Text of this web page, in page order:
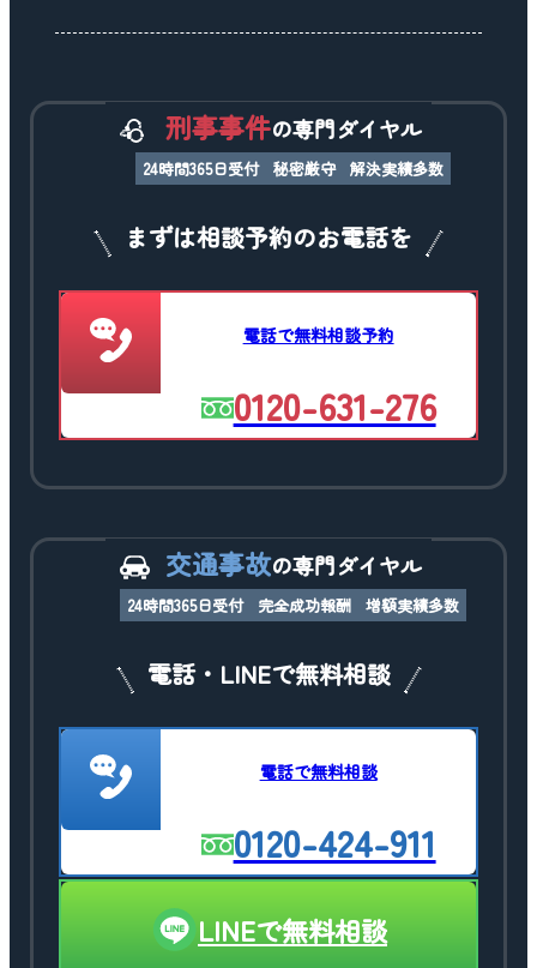
刑事事件の専門ダイヤル
24時間365日受付 秘密厳守 解決実績多数
まずは相談予約のお電話を
電話で無料相談予約
0120-631-276
交通事故の専門ダイヤル
24時間365日受付 完全成功報酬 増額実績多数
電話・LINEで無料相談
電話で無料相談
0120-424-911
LINEで無料相談